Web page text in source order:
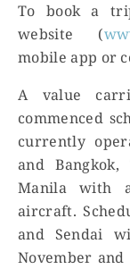
To book a
website (
mobile app or
A value
commenced
currently
and
Manila with
aircraft.
and Sendai
November